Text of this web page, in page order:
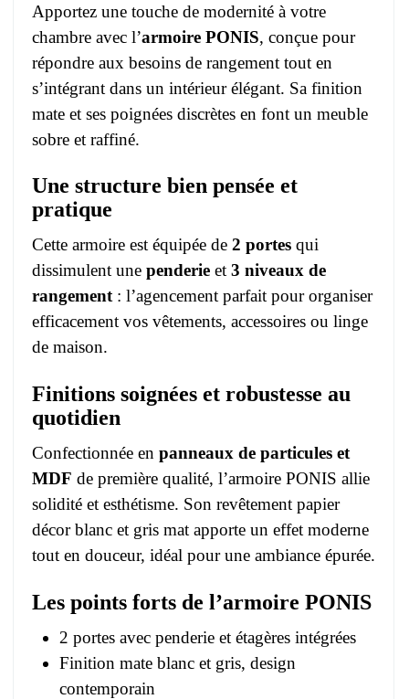
Apportez une touche de modernité à votre
chambre avec l’armoire PONIS, conçue pour
répondre aux besoins de rangement tout en
s’intégrant dans un intérieur élégant. Sa finition
mate et ses poignées discrètes en font un meuble
sobre et raffiné.
Une structure bien pensée et
pratique
Cette armoire est équipée de 2 portes qui
dissimulent une penderie et 3 niveaux de
rangement: l’agencement parfait pour organiser
efficacement vos vêtements, accessoires ou linge
de maison.
Finitions soignées et robustesse au
quotidien
Confectionnée en panneaux de particules et
MDF de première qualité, l’armoire PONIS allie
solidité et esthétisme. Son revêtement papier
décor blanc et gris mat apporte un effet moderne
tout en douceur, idéal pour une ambiance épurée.
Les points forts de l’armoire PONIS
2 portes avec penderie et étagères intégrées
Finition mate blanc et gris, design
contemporain